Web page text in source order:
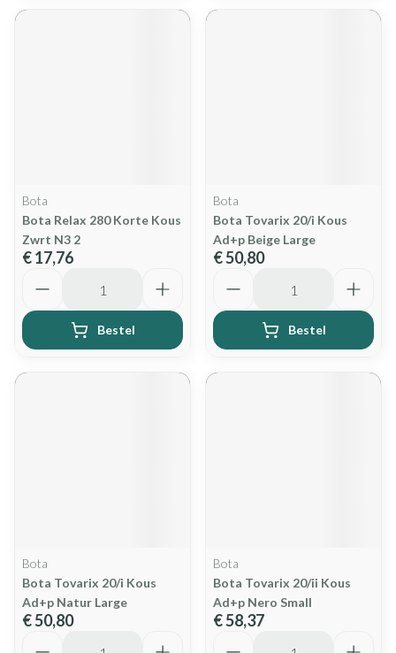
Bota
Bota Relax 280 Korte Kous
Zwrt N3 2
€ 17,76
Bestel
Bota
Bota Tovarix 20/i Kous
Ad+p Beige Large
€ 50,80
Bestel
Bota
Bota Tovarix 20/i Kous
Ad+p Natur Large
€ 50,80
Bota
Bota Tovarix 20/ii Kous
Ad+p Nero Small
€ 58,37